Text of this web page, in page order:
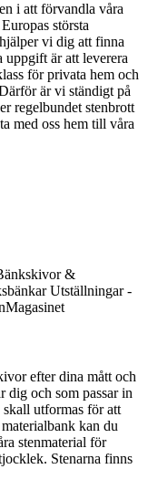
i att förvandla våra
största
vi dig att finna
uppgift är att leverera
för privata hem och
är vi ständigt på
regelbundet stenbrott
med oss hem till våra
efter dina mått och
dig och som passar in
utformas för att
kan du
stenmaterial för
Stenarna finns